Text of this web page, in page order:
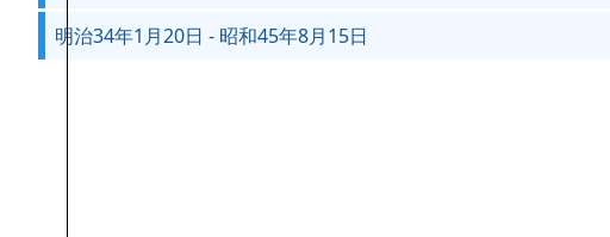
明治34年1月20日 - 昭和45年8月15日